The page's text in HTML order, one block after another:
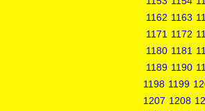
1162 1163
1171 1172
1180 1181
1189 1190
1198 1199
1207 1208